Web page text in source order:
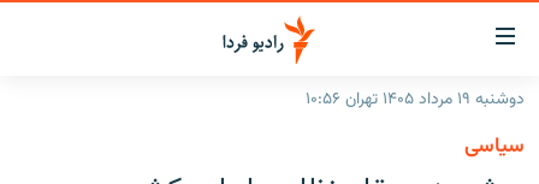
لینک‌های
قابلیت
دسترسی
بازگشت
ایران
دوشنبه ۱۹ مرداد ۱۴۰۵ تهران ۱۰:۵۶
سیاسی